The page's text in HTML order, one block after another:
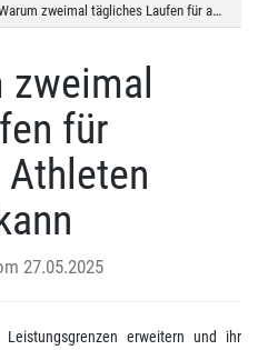
zweimal tägliches Laufen für ambitionierte Athleten sinnvoll sein kann
für
27.05.2025
erweitern und ihr